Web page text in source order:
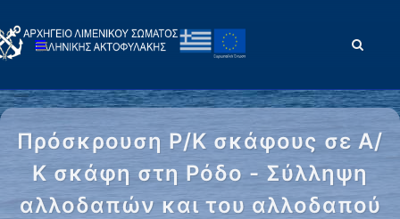
Πρόσκρουση Ρ/Κ σκάφους σε Α/
Κ σκάφη στη Ρόδο - Σύλληψη
αλλοδαπών και του αλλοδαπού